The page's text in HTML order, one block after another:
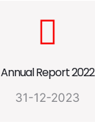
Annual Report 2022
31-12-2023